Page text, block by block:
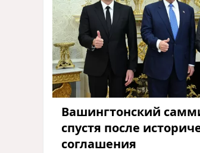
Вашингтонский
спустя после
соглашения